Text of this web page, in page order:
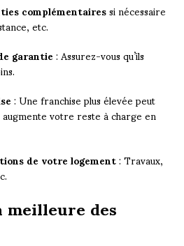
complémentairessi nécessaire
etc.
garantie: Assurez-vous qu’ils
: Une franchise plus élevée peut
votre reste à charge en
de votre logement: Travaux,
des